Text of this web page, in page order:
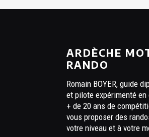
ARDÈCHE
RANDO
Romain BOYER, guide
et pilote expérimenté en
+ de 20 ans de
vous proposer des
votre niveau et à votre